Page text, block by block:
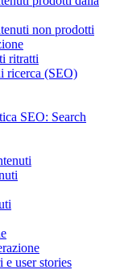
non prodotti
ritratti
ricerca (SEO)
SEO: Search
e user stories